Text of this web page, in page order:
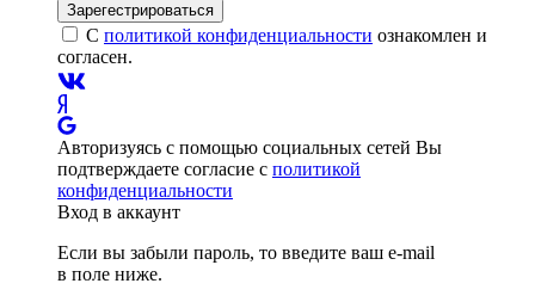
Зарегестрироваться
С политикой конфиденциальности ознакомлен и
согласен.
Авторизуясь с помощью социальных сетей Вы
подтверждаете согласие с политикой
конфиденциальности
Вход в аккаунт
Если вы забыли пароль, то введите ваш e-mail
в поле ниже.